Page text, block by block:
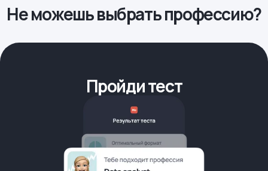
Не можешь выбрать профессию?
Пройди тест